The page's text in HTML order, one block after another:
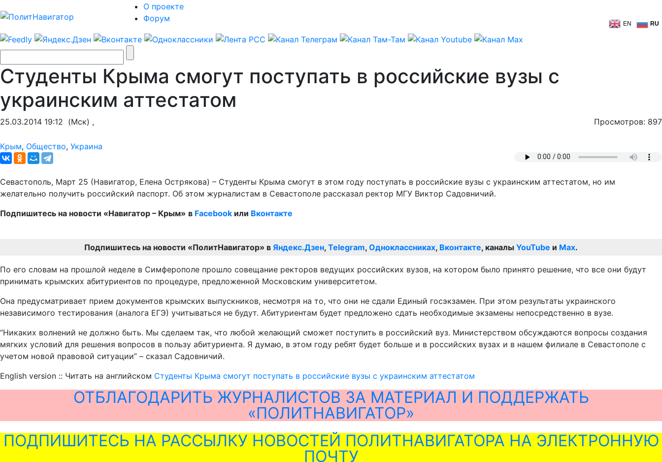
О проекте
Форум
EN RU
Студенты Крыма смогут поступать в российские вузы с
украинским аттестатом
25.03.2014 19:12 (Мск) , Просмотров: 897
Крым, Общество, Украина
Севастополь, Март 25 (Навигатор, Елена Острякова) – Студенты Крыма смогут в этом году поступать в российские вузы с украинским аттестатом, но им
желательно получить российский паспорт. Об этом журналистам в Севастополе рассказал ректор МГУ Виктор Садовничий.
Подпишитесь на новости «Навигатор – Крым» в Facebook или Вконтакте
Подпишитесь на новости «ПолитНавигатор» в Яндекс.Дзен, Telegram, Одноклассниках, Вконтакте, каналы YouTube и Max.
По его словам на прошлой неделе в Симферополе прошло совещание ректоров ведущих российских вузов, на котором было принято решение, что все они будут
принимать крымских абитуриентов по процедуре, предложенной Московским университетом.
Она предусматривает прием документов крымских выпускников, несмотря на то, что они не сдали Единый госэкзамен. При этом результаты украинского
независимого тестирования (аналога ЕГЭ) учитываться не будут. Абитуриентам будет предложено сдать необходимые экзамены непосредственно в вузе.
“Никаких волнений не должно быть. Мы сделаем так, что любой желающий сможет поступить в российский вуз. Министерством обсуждаются вопросы создания
мягких условий для решения вопросов в пользу абитуриента. Я думаю, в этом году ребят будет больше и в российских вузах и в нашем филиале в Севастополе с
учетом новой правовой ситуации” – сказал Садовничий.
English version :: Читать на английском Студенты Крыма смогут поступать в российские вузы с украинским аттестатом
ОТБЛАГОДАРИТЬ ЖУРНАЛИСТОВ ЗА МАТЕРИАЛ И ПОДДЕРЖАТЬ
«ПОЛИТНАВИГАТОР»
ПОДПИШИТЕСЬ НА РАССЫЛКУ НОВОСТЕЙ ПОЛИТНАВИГАТОРА НА ЭЛЕКТРОННУЮ
ПОЧТУ